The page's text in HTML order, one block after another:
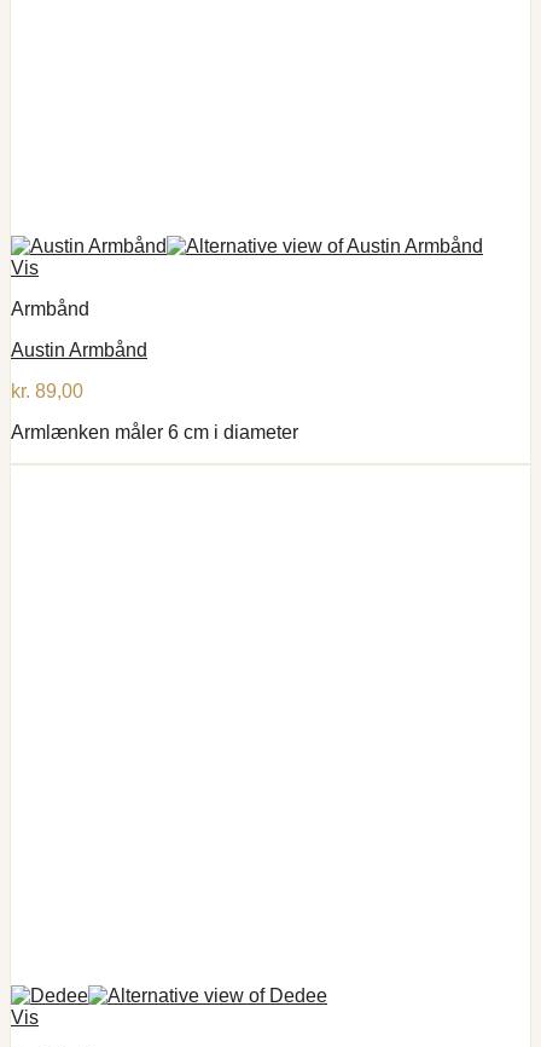
Vis
Armbånd
Austin Armbånd
kr. 89,00
Armlænken måler 6 cm i diameter
Vis